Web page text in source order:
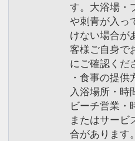
す。大浴場・
や刺青が入っ
けない場合が
客様ご自身で
にご確認くだ
・食事の提
入浴場所・時
ビーチ営業・
またはサービ
合があります